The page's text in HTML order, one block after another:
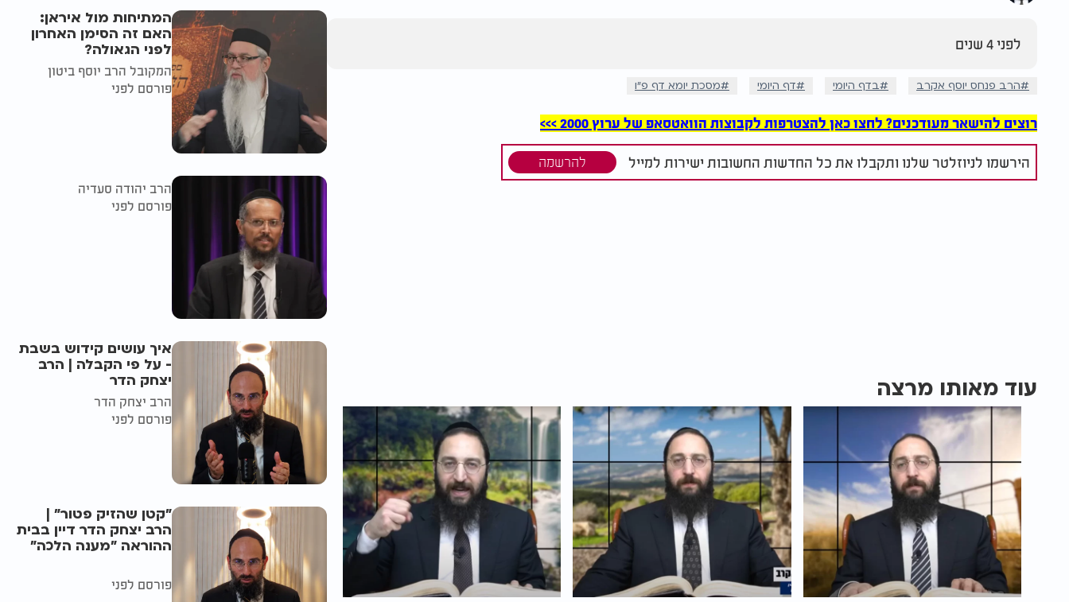
לפני 4 שנים
הרב פנחס יוסף אקרב בדף היומי דף היומי מסכת יומא דף פ"ו
רוצים להישאר מעודכנים? לחצו כאן להצטרפות לקבוצות הוואטסאפ של ערוץ 2000 >>>
הירשמו לניוזלטר שלנו ותקבלו את כל החדשות החשובות ישירות למייל להרשמה
עוד מאותו מרצה
המתיחות מול איראן:
האם זה הסימן האחרון
לפני הגאולה?
המקובל הרב יוסף ביטון
פורסם לפני
הרב יהודה סעדיה
פורסם לפני
איך עושים קידוש בשבת
- על פי הקבלה | הרב
יצחק הדר
הרב יצחק הדר
פורסם לפני
"קטן שהזיק פטור" |
הרב יצחק הדר דיין בבית
ההוראה "מענה הלכה"
פורסם לפני